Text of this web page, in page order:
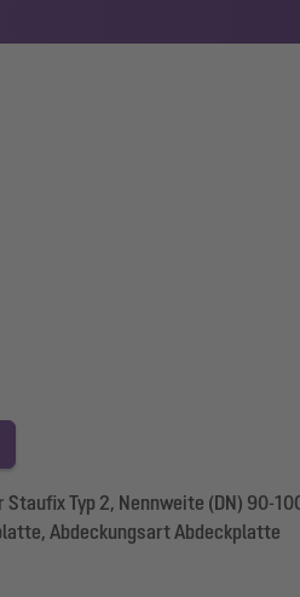
Staufix Typ 2, Nennweite (DN) 90-
Abdeckungsart Abdeckplatte